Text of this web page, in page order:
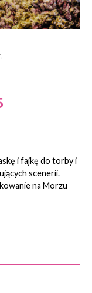
i fajkę do torby i
scenerii.
na Morzu